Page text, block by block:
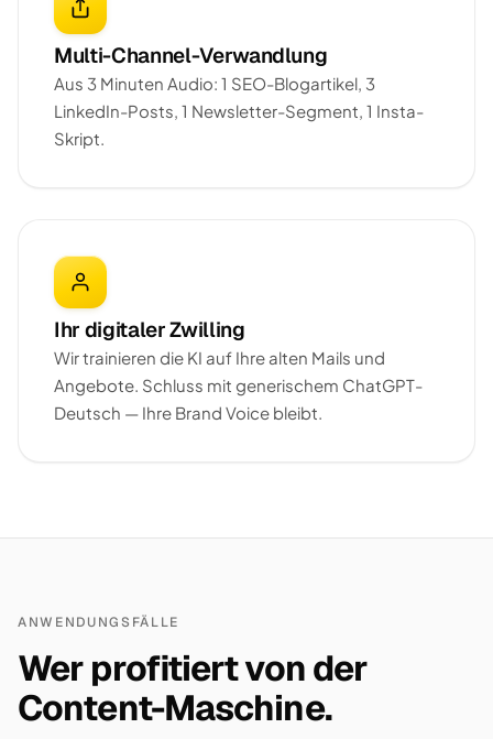
Multi-Channel-Verwandlung
Aus 3 Minuten Audio: 1 SEO-Blogartikel, 3
LinkedIn-Posts, 1 Newsletter-Segment, 1 Insta-
Skript.
Ihr digitaler Zwilling
Wir trainieren die KI auf Ihre alten Mails und
Angebote. Schluss mit generischem ChatGPT-
Deutsch — Ihre Brand Voice bleibt.
ANWENDUNGSFÄLLE
Wer profitiert von der
Content-Maschine.